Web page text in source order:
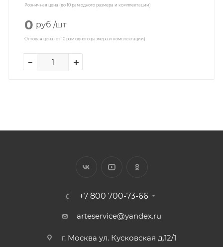
Розничная цена (до 10 рам одного размера и комплектации)
0 руб /шт
Оптовая цена (от 10 рам одного размера и комплектации)
+7 800 700-73-66
arteservice@yandex.ru
г. Москва ул. Кусковская д.12/1